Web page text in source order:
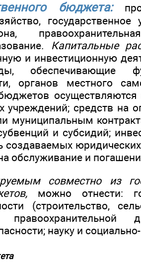
бюджета:
Капитальные
и инвестиционную
органов местного
средств на
муниципальным
и субсидий;
обслуживание и
совместно из
можно отнести:
(строительство,
науку и